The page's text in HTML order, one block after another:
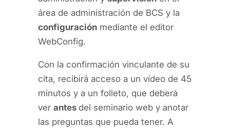
área de administración de BCS y la
configuración mediante el editor
WebConfig.
Con la confirmación vinculante de su
cita, recibirá acceso a un vídeo de 45
minutos y a un folleto, que deberá
ver antes del seminario web y anotar
las preguntas que pueda tener. A